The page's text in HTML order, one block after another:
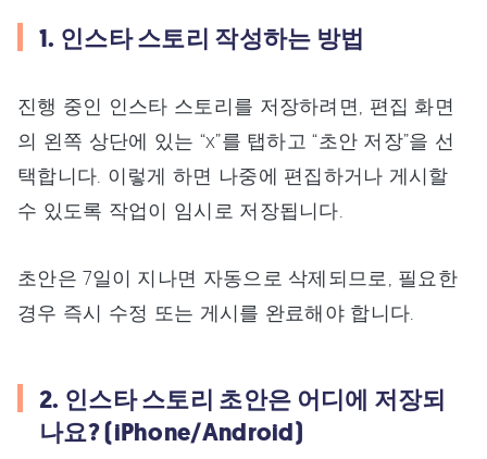
1. 인스타 스토리 작성하는 방법
진행 중인 인스타 스토리를 저장하려면, 편집 화면
의 왼쪽 상단에 있는 “x”를 탭하고 “초안 저장”을 선
택합니다. 이렇게 하면 나중에 편집하거나 게시할
수 있도록 작업이 임시로 저장됩니다.
초안은 7일이 지나면 자동으로 삭제되므로, 필요한
경우 즉시 수정 또는 게시를 완료해야 합니다.
2. 인스타 스토리 초안은 어디에 저장되
나요? (iPhone/Android)